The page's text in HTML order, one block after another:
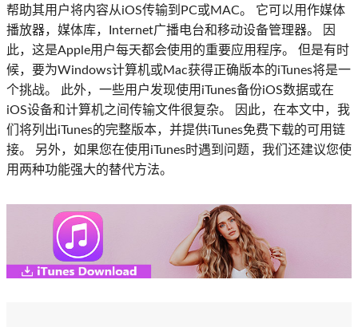
帮助其用户将内容从iOS传输到PC或MAC。 它可以用作媒体
播放器，媒体库，Internet广播电台和移动设备管理器。 因
此，这是Apple用户每天都会使用的重要应用程序。 但是有时
候，要为Windows计算机或Mac获得正确版本的iTunes将是一
个挑战。 此外，一些用户发现使用iTunes备份iOS数据或在
iOS设备和计算机之间传输文件很复杂。 因此，在本文中，我
们将列出iTunes的完整版本，并提供iTunes免费下载的可用链
接。 另外，如果您在使用iTunes时遇到问题，我们还建议您使
用两种功能强大的替代方法。